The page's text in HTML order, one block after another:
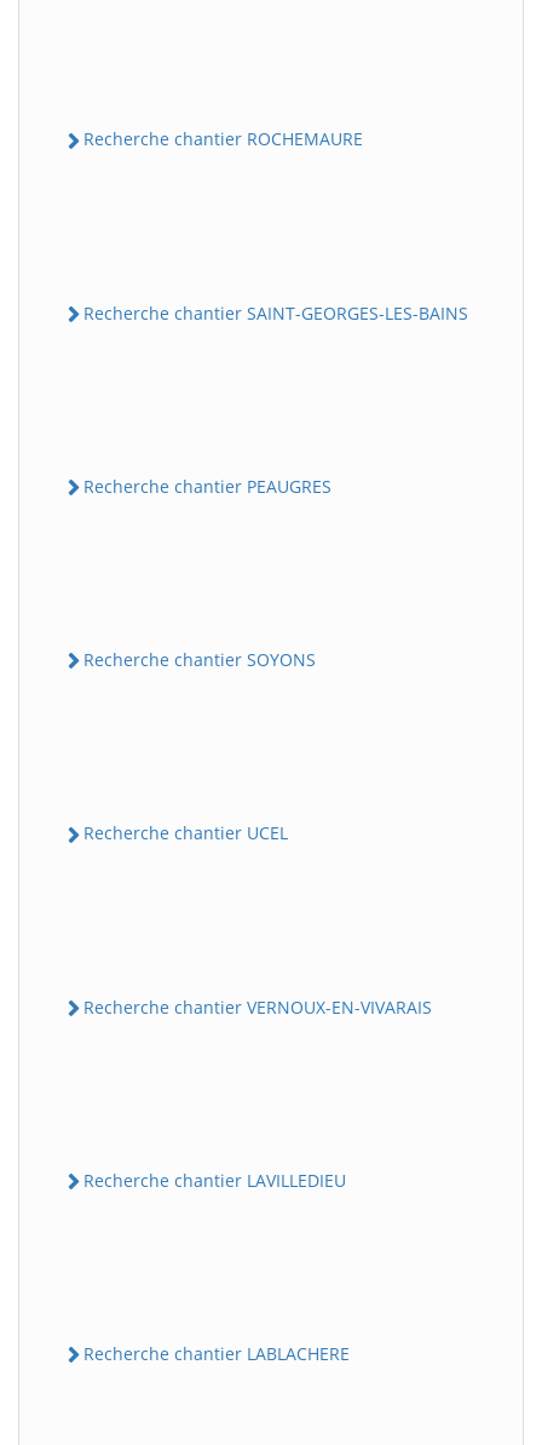
Recherche chantier ROCHEMAURE
Recherche chantier SAINT-GEORGES-LES-BAINS
Recherche chantier PEAUGRES
Recherche chantier SOYONS
Recherche chantier UCEL
Recherche chantier VERNOUX-EN-VIVARAIS
Recherche chantier LAVILLEDIEU
Recherche chantier LABLACHERE